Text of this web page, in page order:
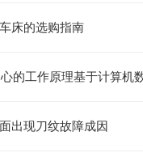
床的选购指南
出现刀纹故障成因